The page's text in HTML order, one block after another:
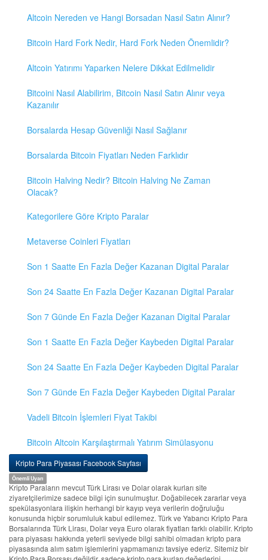
Altcoin Nereden ve Hangi Borsadan Nasıl Satın Alınır?
Bitcoin Hard Fork Nedir, Hard Fork Neden Önemlidir?
Altcoin Yatırımı Yaparken Nelere Dikkat Edilmelidir
Bitcoini Nasıl Alabilirim, Bitcoin Nasıl Satın Alınır veya
Kazanılır
Borsalarda Hesap Güvenliği Nasıl Sağlanır
Borsalarda Bitcoin Fiyatları Neden Farklıdır
Bitcoin Halving Nedir? Bitcoin Halving Ne Zaman
Olacak?
Kategorilere Göre Kripto Paralar
Metaverse Coinleri Fiyatları
Son 1 Saatte En Fazla Değer Kazanan Digital Paralar
Son 24 Saatte En Fazla Değer Kazanan Digital Paralar
Son 7 Günde En Fazla Değer Kazanan Digital Paralar
Son 1 Saatte En Fazla Değer Kaybeden Digital Paralar
Son 24 Saatte En Fazla Değer Kaybeden Digital Paralar
Son 7 Günde En Fazla Değer Kaybeden Digital Paralar
Vadeli Bitcoin İşlemleri Fiyat Takibi
Bitcoin Altcoin Karşılaştırmalı Yatırım Simülasyonu
Kripto Para Piyasası Facebook Sayfası
Önemli Uyarı
Kripto Paraların mevcut Türk Lirası ve Dolar olarak kurları site
ziyaretçilerimize sadece bilgi için sunulmuştur. Doğabilecek zararlar veya
spekülasyonlara ilişkin herhangi bir kayıp veya verilerin doğruluğu
konusunda hiçbir sorumluluk kabul edilemez. Türk ve Yabancı Kripto Para
Borsalarında Türk Lirası, Dolar veya Euro olarak fiyatları farklı olabilir. Kripto
para piyasası hakkında yeterli seviyede bilgi sahibi olmadan kripto para
piyasasında alım satım işlemlerini yapmamanızı tavsiye ederiz. Sitemiz bir